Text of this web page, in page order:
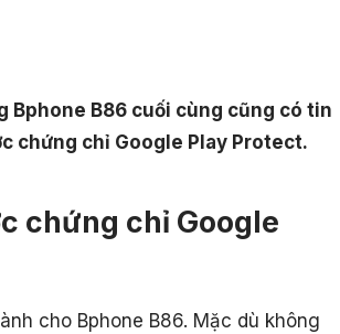
Bphone B86 cuối cùng cũng có tin
chứng chỉ Google Play Protect.
chứng chỉ Google
cho Bphone B86. Mặc dù không